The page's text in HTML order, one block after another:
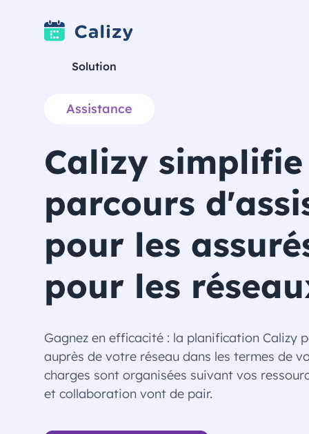
Solution
Assistance
Calizy simplifie
parcours
pour les
pour les
Gagnez en efficacité : la planification Calizy
auprès de votre réseau dans les termes de
charges sont organisées suivant vos
et collaboration vont de pair.